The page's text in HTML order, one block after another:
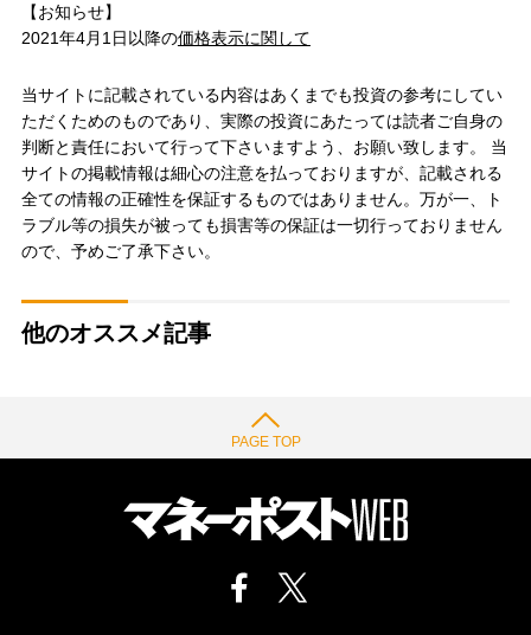
【お知らせ】
2021年4月1日以降の価格表示に関して
当サイトに記載されている内容はあくまでも投資の参考にしてい
ただくためのものであり、実際の投資にあたっては読者ご自身の
判断と責任において行って下さいますよう、お願い致します。 当
サイトの掲載情報は細心の注意を払っておりますが、記載される
全ての情報の正確性を保証するものではありません。万が一、ト
ラブル等の損失が被っても損害等の保証は一切行っておりません
ので、予めご了承下さい。
他のオススメ記事
PAGE TOP